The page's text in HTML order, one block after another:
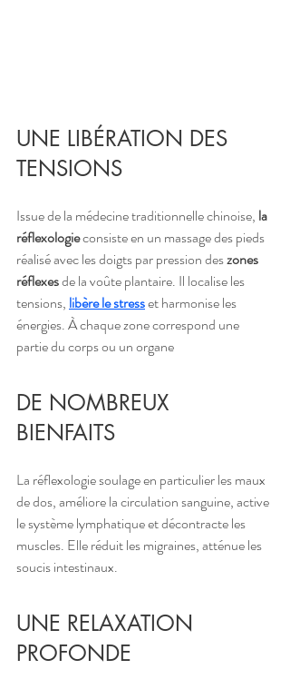
UNE LIBÉRATION DES
TENSIONS
Issue de la médecine traditionnelle chinoise, la
réflexologie consiste en un massage des pieds
réalisé avec les doigts par pression des zones
réflexes de la voûte plantaire. Il localise les
tensions, libère le stress et harmonise les
énergies. À chaque zone correspond une
partie du corps ou un organe
DE NOMBREUX
BIENFAITS
La réflexologie soulage en particulier les maux
de dos, améliore la circulation sanguine, active
le système lymphatique et décontracte les
muscles. Elle réduit les migraines, atténue les
soucis intestinaux.
UNE RELAXATION
PROFONDE